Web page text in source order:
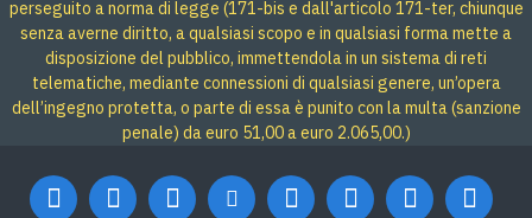
perseguito a norma di legge (171-bis e dall'articolo 171-ter, chiunque
senza averne diritto, a qualsiasi scopo e in qualsiasi forma mette a
disposizione del pubblico, immettendola in un sistema di reti
telematiche, mediante connessioni di qualsiasi genere, un’opera
dell’ingegno protetta, o parte di essa è punito con la multa (sanzione
penale) da euro 51,00 a euro 2.065,00.)